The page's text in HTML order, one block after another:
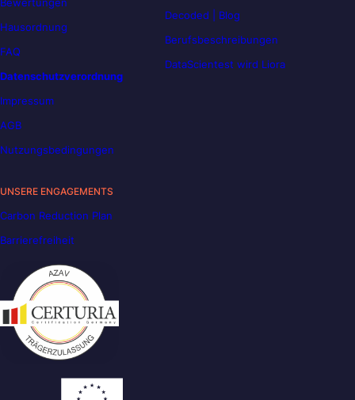
Bewertungen
Hausordnung
FAQ
Datenschutzverordnung
Impressum
AGB
Nutzungsbedingungen
Decoded | Blog
Berufsbeschreibungen
DataScientest wird Liora
UNSERE ENGAGEMENTS
Carbon Reduction Plan
Barrierefreiheit